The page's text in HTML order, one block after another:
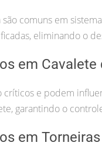
comuns em
eliminando o
em Cavalete
críticos e podem
garantindo o
em Torneiras